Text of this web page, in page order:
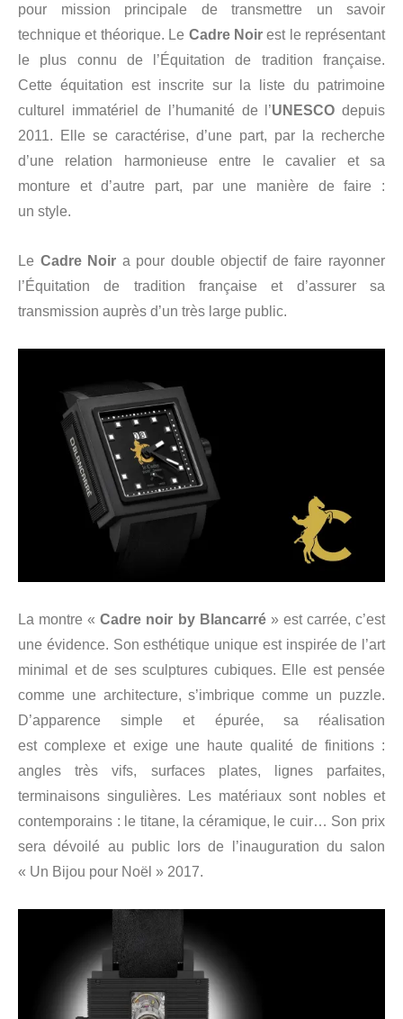
pour mission principale de transmettre un savoir
technique et théorique. Le Cadre Noirest le représentant
le plus connu de l’Équitation de tradition française.
Cette équitation est inscrite sur la liste du patrimoine
culturel immatériel de l’humanité de l’UNESCO depuis
2011. Elle se caractérise, d’une part, par la recherche
d’une relation harmonieuse entre le cavalier et sa
monture et d’autre part, par une manière de faire :
un style.
Le Cadre Noir a pour double objectif de faire rayonner
l’Équitation de tradition française et d’assurer sa
transmission auprès d’un très large public.
La montre «Cadre noir by Blancarré» est carrée, c’est
une évidence. Son esthétique unique est inspirée de l’art
minimal et de ses sculptures cubiques. Elle est pensée
comme une architecture, s’imbrique comme un puzzle.
D’apparence simple et épurée, sa réalisation
est complexe et exige une haute qualité de finitions :
angles très vifs, surfaces plates, lignes parfaites,
terminaisons singulières. Les matériaux sont nobles et
contemporains : le titane, la céramique, le cuir… Son prix
sera dévoilé au public lors de l’inauguration du salon
« Un Bijou pour Noël » 2017.